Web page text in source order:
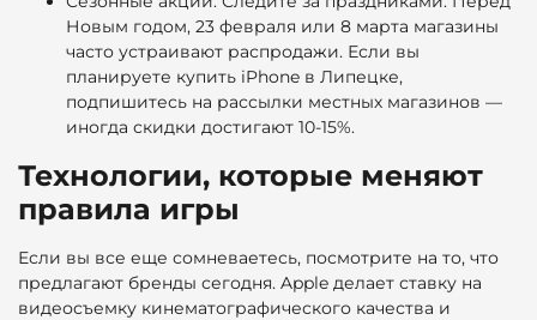
Новым годом, 23 февраля или 8 марта магазины
часто устраивают распродажи. Если вы
планируете купить iPhone в Липецке,
подпишитесь на рассылки местных магазинов —
иногда скидки достигают 10-15%.
Технологии, которые меняют
правила игры
Если вы все еще сомневаетесь, посмотрите на то, что
предлагают бренды сегодня. Apple делает ставку на
видеосъемку кинематографического качества и